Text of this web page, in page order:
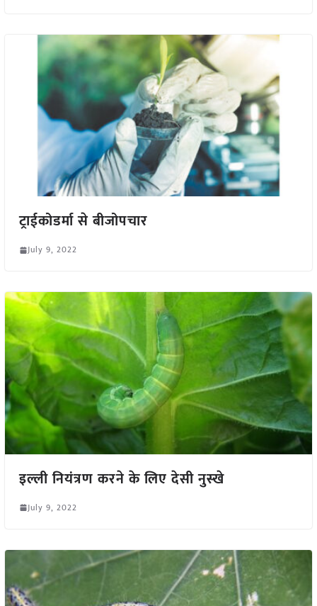
ट्राईकोडर्मा से बीजोपचार
July 9, 2022
इल्ली नियंत्रण करने के लिए देसी नुस्खे
July 9, 2022